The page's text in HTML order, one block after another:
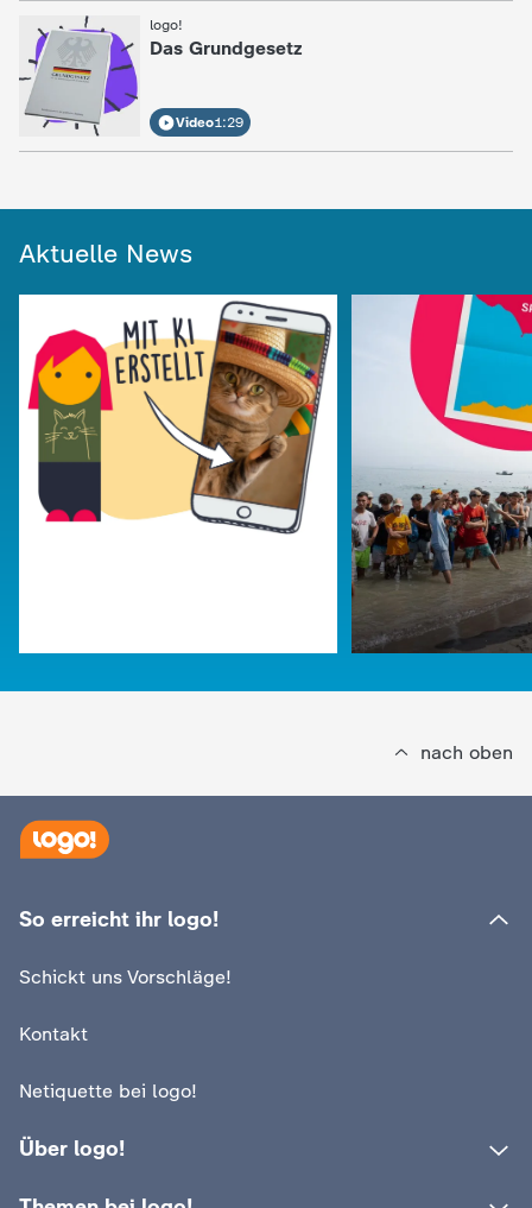
logo!
Das Grundgesetz
Video1:29
Aktuelle News
Wer KI-Inhalte kennzeichnen
Video1:25
nach oben
So erreicht ihr logo!
Schickt uns Vorschläge!
Kontakt
Netiquette bei logo!
Über logo!